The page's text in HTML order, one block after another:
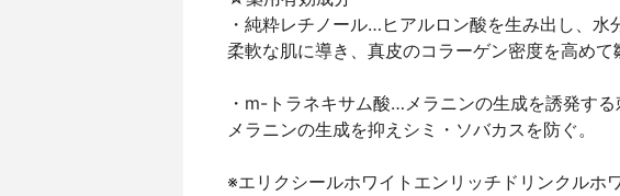
・純粋レチノール…ヒアルロン酸を生み出し、水
柔軟な肌に導き、真皮のコラーゲン密度を高めて
・m-トラネキサム酸…メラニンの生成を誘発する
メラニンの生成を抑えシミ・ソバカスを防ぐ。
※エリクシールホワイトエンリッチドリンクルホ